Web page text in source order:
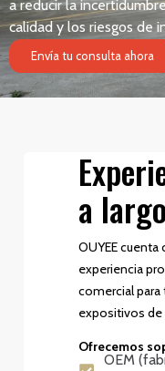
a reducir la
calidad y los riesgos de
Envía tu consulta ahora
a
OUYEE
experiencia
comercial
expositivos de
Ofrecemos
OEM